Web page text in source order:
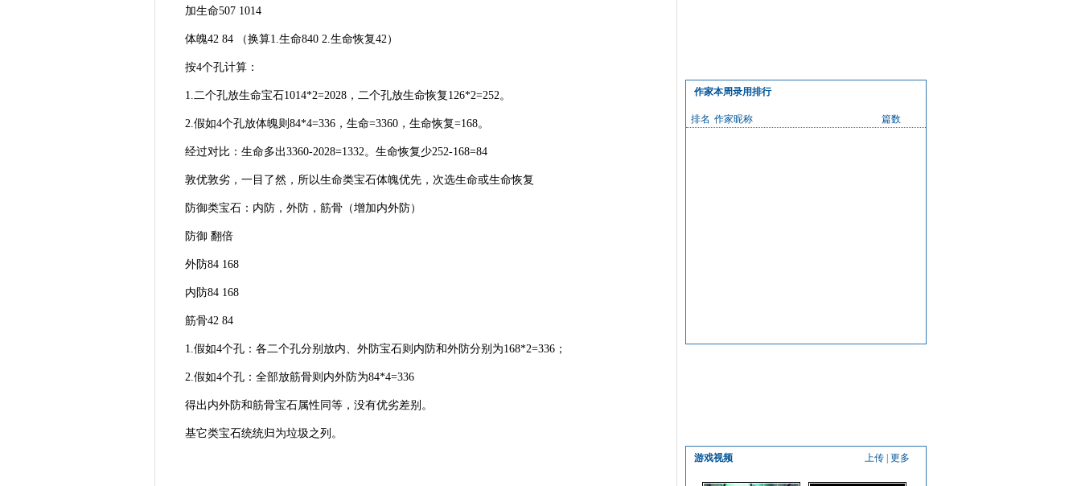
加生命507 1014
体魄42 84 （换算1.生命840 2.生命恢复42）
按4个孔计算：
1.二个孔放生命宝石1014*2=2028，二个孔放生命恢复126*2=252。
2.假如4个孔放体魄则84*4=336，生命=3360，生命恢复=168。
经过对比：生命多出3360-2028=1332。生命恢复少252-168=84
敦优敦劣，一目了然，所以生命类宝石体魄优先，次选生命或生命恢复
防御类宝石：内防，外防，筋骨（增加内外防）
防御 翻倍
外防84 168
内防84 168
筋骨42 84
1.假如4个孔：各二个孔分别放内、外防宝石则内防和外防分别为168*2=336；
2.假如4个孔：全部放筋骨则内外防为84*4=336
得出内外防和筋骨宝石属性同等，没有优劣差别。
基它类宝石统统归为垃圾之列。
作家本周录用排行
篇数
排名 作家昵称
上传 更多
游戏视频